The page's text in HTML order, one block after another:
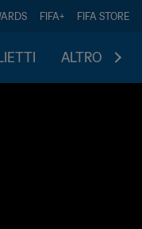
FIFA+ FIFA STORE
ALTRO